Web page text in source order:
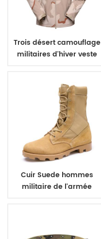
Trois désert camouflage
militaires d'hiver veste
Cuir Suede hommes
militaire de l'armée